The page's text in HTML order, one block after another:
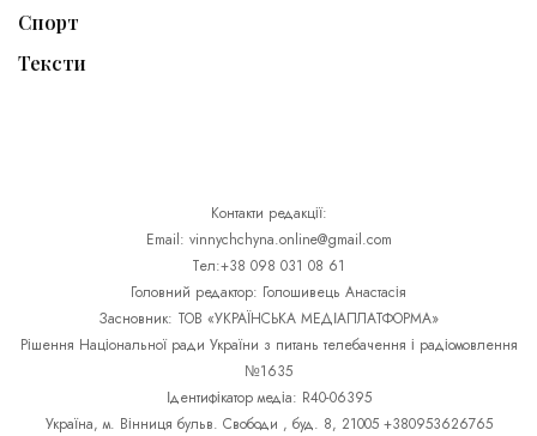
Спорт
Тексти
Контакти редакції:
Email: vinnychchyna.online@gmail.com
Тел:+38 098 031 08 61
Головний редактор: Голошивець Анастасія
Засновник: ТОВ «УКРАЇНСЬКА МЕДІАПЛАТФОРМА»
Рішення Національної ради України з питань телебачення і радіомовлення
№1635
Ідентифікатор медіа: R40-06395
Україна, м. Вінниця бульв. Свободи , буд. 8, 21005 +380953626765